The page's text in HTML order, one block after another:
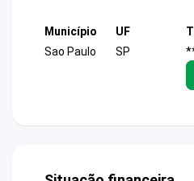
Município
Sao Paulo
UF
SP